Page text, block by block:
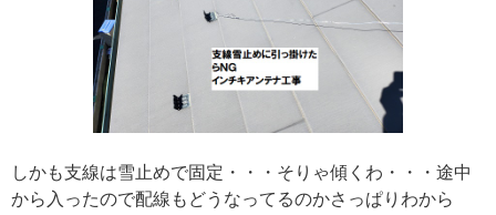
しかも支線は雪止めで固定・・・そりゃ傾くわ・・・途中
から入ったので配線もどうなってるのかさっぱりわから